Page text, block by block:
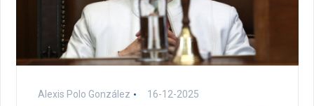
Alexis Polo González 16-12-2025